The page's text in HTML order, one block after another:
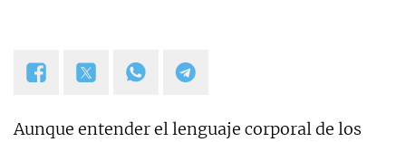
Aunque entender el lenguaje corporal de los